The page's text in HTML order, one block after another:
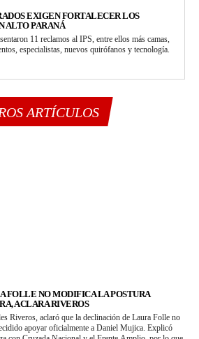
EXIGEN FORTALECER LOS
ALTO PARANÁ
11 reclamos al IPS, entre ellos más camas,
especialistas, nuevos quirófanos y tecnología.
ARTÍCULOS
FOLLE NO MODIFICA LA POSTURA
ACLARA RIVEROS
Riveros, aclaró que la declinación de Laura Folle no
apoyar oficialmente a Daniel Mujica. Explicó